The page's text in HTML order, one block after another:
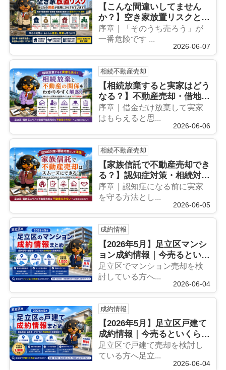
【こんな間違いしてません
か？】空き家放置リスクと
は？相続不動産売却・借地
権・相続登記義務化まで徹底
序章｜「そのうち売ろう」が
一番危険です ...
2026-06-07
相続不動産売却
【相続放棄すると実家はどう
なる？】不動産売却・借地
権・空き家問題まで徹底解説
序章｜借金だけ放棄して実家
はもらえると思...
2026-06-06
相続不動産売却
【家族信託で不動産売却でき
る？】認知症対策・相続対策
で注目される家族信託を不動
産のプロが徹底解説
序章｜認知症になる前に実家
を守る方法とし...
2026-06-05
成約情報
【2026年5月】足立区マンシ
ョン成約情報｜今売るといく
ら？最新相場をプロが解説
足立区でマンション売却を検
討している方へ...
2026-06-04
成約情報
【2026年5月】足立区戸建て
成約情報｜今売るといくら？
最新相場をプロが解説
足立区で戸建て売却を検討し
ている方へ足立...
2026-06-04